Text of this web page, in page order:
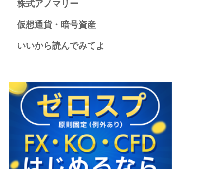
株式アノマリー
仮想通貨・暗号資産
いいから読んでみてよ